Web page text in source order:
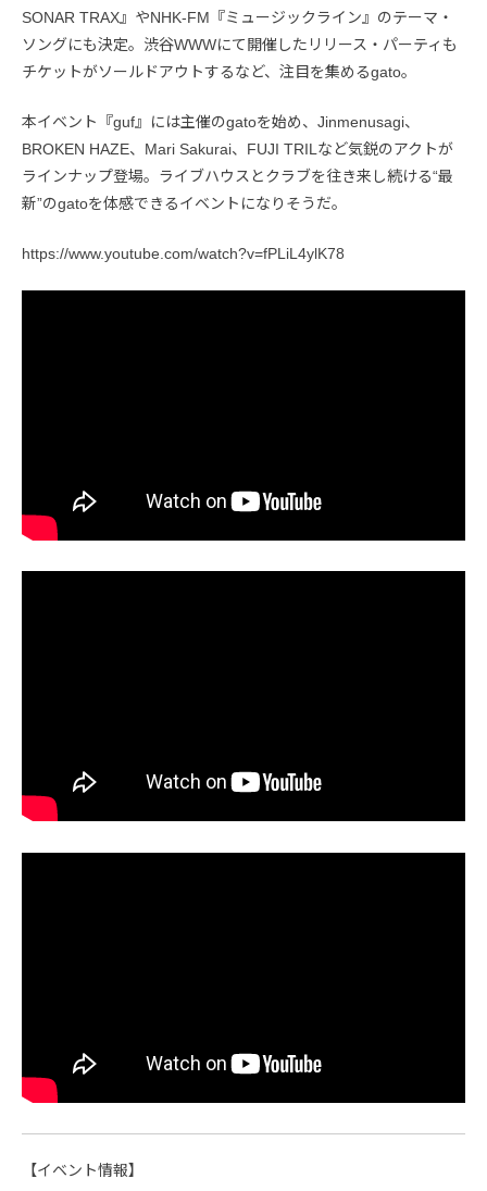
SONAR TRAX』やNHK-FM『ミュージックライン』のテーマ・
ソングにも決定。渋谷WWWにて開催したリリース・パーティも
チケットがソールドアウトするなど、注目を集めるgato。
本イベント『guf』には主催のgatoを始め、Jinmenusagi、
BROKEN HAZE、Mari Sakurai、FUJI TRILなど気鋭のアクトが
ラインナップ登場。ライブハウスとクラブを往き来し続ける“最
新”のgatoを体感できるイベントになりそうだ。
https://www.youtube.com/watch?v=fPLiL4ylK78
【イベント情報】